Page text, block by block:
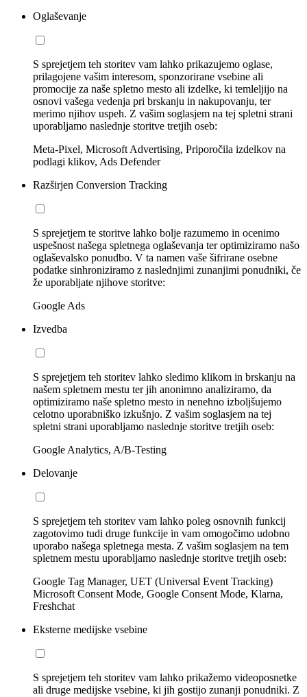
Oglaševanje
S sprejetjem teh storitev vam lahko prikazujemo oglase,
prilagojene vašim interesom, sponzorirane vsebine ali
promocije za naše spletno mesto ali izdelke, ki temleljijo na
osnovi vašega vedenja pri brskanju in nakupovanju, ter
merimo njihov uspeh. Z vašim soglasjem na tej spletni strani
uporabljamo naslednje storitve tretjih oseb:
Meta-Pixel, Microsoft Advertising, Priporočila izdelkov na
podlagi klikov, Ads Defender
Razširjen Conversion Tracking
S sprejetjem te storitve lahko bolje razumemo in ocenimo
uspešnost našega spletnega oglaševanja ter optimiziramo našo
oglaševalsko ponudbo. V ta namen vaše šifrirane osebne
podatke sinhroniziramo z naslednjimi zunanjimi ponudniki, če
že uporabljate njihove storitve:
Google Ads
Izvedba
S sprejetjem teh storitev lahko sledimo klikom in brskanju na
našem spletnem mestu ter jih anonimno analiziramo, da
optimiziramo naše spletno mesto in nenehno izboljšujemo
celotno uporabniško izkušnjo. Z vašim soglasjem na tej
spletni strani uporabljamo naslednje storitve tretjih oseb:
Google Analytics, A/B-Testing
Delovanje
S sprejetjem teh storitev vam lahko poleg osnovnih funkcij
zagotovimo tudi druge funkcije in vam omogočimo udobno
uporabo našega spletnega mesta. Z vašim soglasjem na tem
spletnem mestu uporabljamo naslednje storitve tretjih oseb:
Google Tag Manager, UET (Universal Event Tracking)
Microsoft Consent Mode, Google Consent Mode, Klarna,
Freshchat
Eksterne medijske vsebine
S sprejetjem teh storitev vam lahko prikažemo videoposnetke
ali druge medijske vsebine, ki jih gostijo zunanji ponudniki. Z